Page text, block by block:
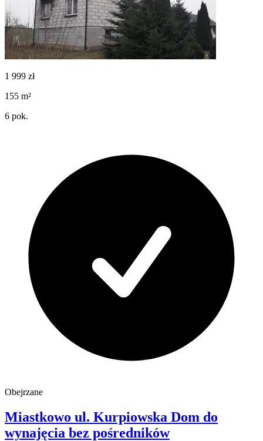
1 999 zł
155 m²
6 pok.
Obejrzane
Miastkowo ul. Kurpiowska Dom do
wynajęcia bez pośredników